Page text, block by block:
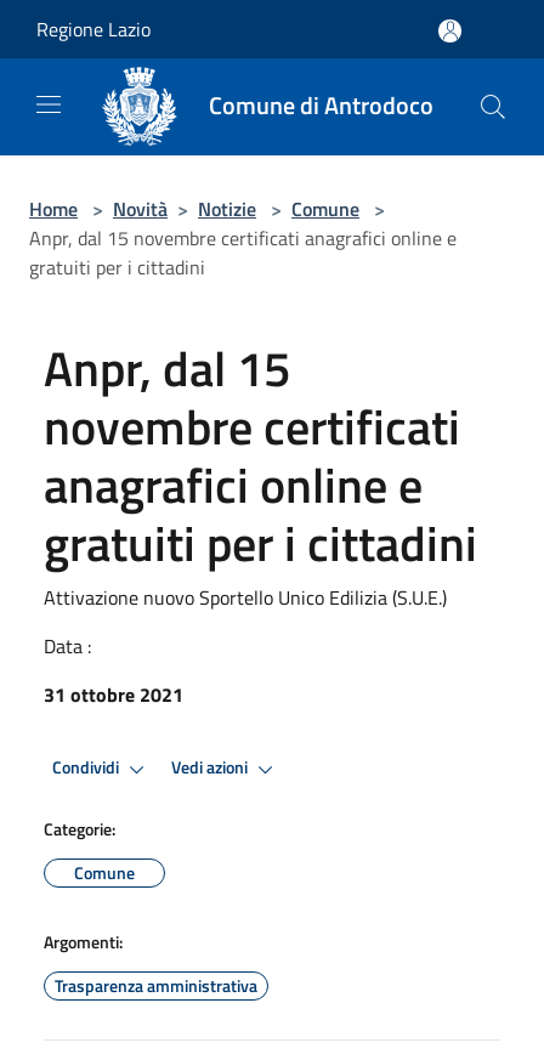
Regione Lazio
Comune di Antrodoco
Home > Novità > Notizie > Comune >
Anpr, dal 15 novembre certificati anagrafici online e
gratuiti per i cittadini
Anpr, dal 15
novembre certificati
anagrafici online e
gratuiti per i cittadini
Attivazione nuovo Sportello Unico Edilizia (S.U.E.)
Data :
31 ottobre 2021
Condividi Vedi azioni
Categorie:
Comune
Argomenti:
Trasparenza amministrativa